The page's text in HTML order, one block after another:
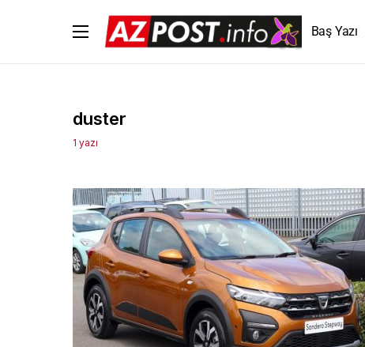
Baş Yazı
duster
1 yazı